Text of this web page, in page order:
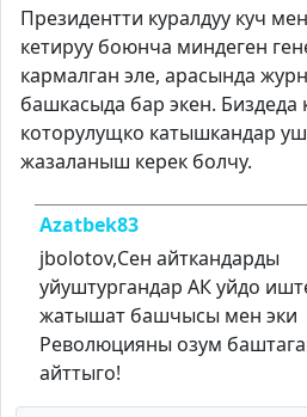
Президентти куралдуу куч
кетируу боюнча миндеген
кармалган эле, арасында
башкасыда бар экен. Биздеда
которулущко катышкандар
жазаланыш керек болчу.
Azatbek83
jbolotov,Сен айткандарды
уйуштургандар АК уйдо
жатышат башчысы мен эки
Революцияны озум
айттыго!